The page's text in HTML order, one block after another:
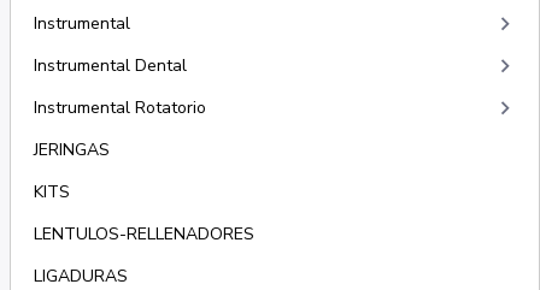
Instrumental keyboard_arrow_right
Instrumental Dental keyboard_arrow_right
Instrumental Rotatorio keyboard_arrow_right
JERINGAS
KITS
LENTULOS-RELLENADORES
LIGADURAS